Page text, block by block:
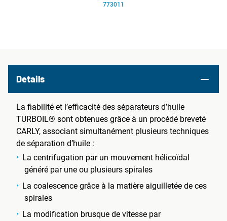
773011
Details
La fiabilité et l’efficacité des séparateurs d’huile
TURBOIL® sont obtenues grâce à un procédé breveté
CARLY, associant simultanément plusieurs techniques
de séparation d’huile :
La centrifugation par un mouvement hélicoïdal
généré par une ou plusieurs spirales
La coalescence grâce à la matière aiguilletée de ces
spirales
La modification brusque de vitesse par